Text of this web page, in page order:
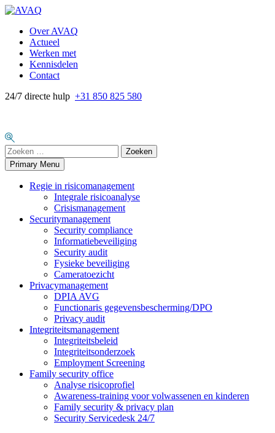
Skip
contentOver AVAQ
Actueel
Werken met
Kennisdelen
Contact
24/7 directe hulp +31 850 825 580
Zoeken
naar:
Primary Menu
Regie in risicomanagement
Integrale risicoanalyse
Crisismanagement
Securitymanagement
Security compliance
Informatiebeveiliging
Security audit
Fysieke beveiliging
Cameratoezicht
Privacymanagement
DPIA AVG
Functionaris gegevensbescherming/DPO
Privacy audit
Integriteitsmanagement
Integriteitsbeleid
Integriteitsonderzoek
Employment Screening
Family security office
Analyse risicoprofiel
Awareness-training voor volwassenen en kinderen
Family security & privacy plan
Security Servicedesk 24/7